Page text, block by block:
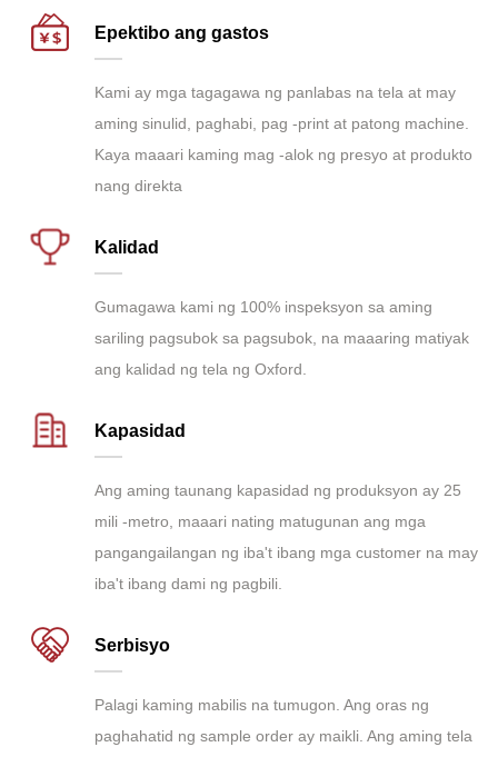
Epektibo ang gastos
Kami ay mga tagagawa ng panlabas na tela at may
aming sinulid, paghabi, pag -print at patong machine.
Kaya maaari kaming mag -alok ng presyo at produkto
nang direkta
Kalidad
Gumagawa kami ng 100% inspeksyon sa aming
sariling pagsubok sa pagsubok, na maaaring matiyak
ang kalidad ng tela ng Oxford.
Kapasidad
Ang aming taunang kapasidad ng produksyon ay 25
mili -metro, maaari nating matugunan ang mga
pangangailangan ng iba't ibang mga customer na may
iba't ibang dami ng pagbili.
Serbisyo
Palagi kaming mabilis na tumugon. Ang oras ng
paghahatid ng sample order ay maikli. Ang aming tela